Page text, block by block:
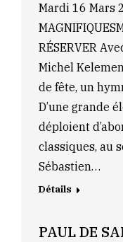
Mardi 16 Mars
RÉSERVER
Michel
de fête, un
D’une grande
déploient
classiques, au
Sébastien…
Détails
PAUL DE